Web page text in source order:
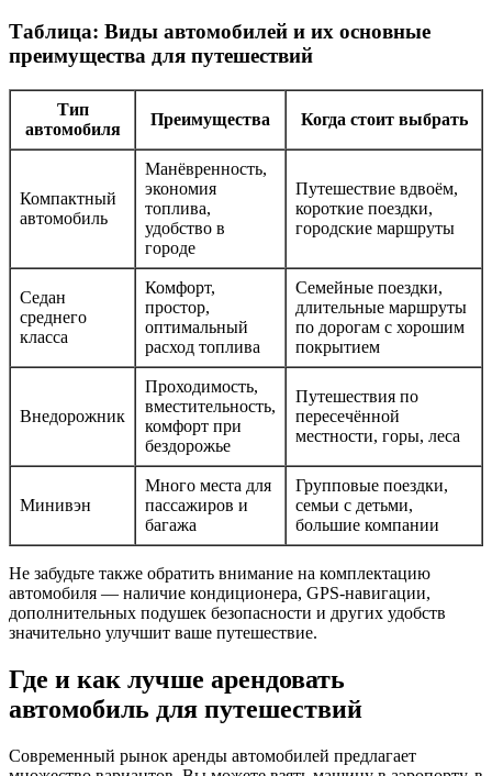
Таблица: Виды автомобилей и их основные
преимущества для путешествий
Тип
автомобиля
Преимущества Когда стоит выбрать
Компактный
автомобиль
Манёвренность,
экономия
топлива,
удобство в
городе
Путешествие вдвоём,
короткие поездки,
городские маршруты
Седан
среднего
класса
Комфорт,
простор,
оптимальный
расход топлива
Семейные поездки,
длительные маршруты
по дорогам с хорошим
покрытием
Внедорожник
Проходимость,
вместительность,
комфорт при
бездорожье
Путешествия по
пересечённой
местности, горы, леса
Минивэн
Много места для
пассажиров и
багажа
Групповые поездки,
семьи с детьми,
большие компании
Не забудьте также обратить внимание на комплектацию
автомобиля — наличие кондиционера, GPS-навигации,
дополнительных подушек безопасности и других удобств
значительно улучшит ваше путешествие.
Где и как лучше арендовать
автомобиль для путешествий
Современный рынок аренды автомобилей предлагает